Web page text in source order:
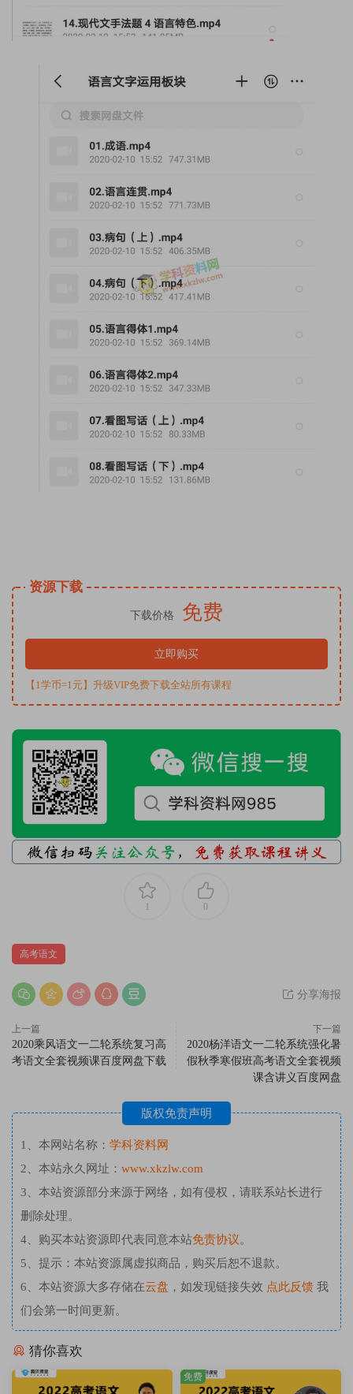
资源下载
下载价格 免费
立即购买
【1学币=1元】升级VIP免费下载全站所有课程
1 0
高考语文
分享海报
上一篇
2020乘风语文一二轮系统复习高
考语文全套视频课百度网盘下载
下一篇
2020杨洋语文一二轮系统强化暑
假秋季寒假班高考语文全套视频
课含讲义百度网盘
版权免责声明
1、本网站名称： 学科资料网
2、本站永久网址： www.xkzlw.com
3、本站资源部分来源于网络，如有侵权，请联系站长进行
删除处理。
4、购买本站资源即代表同意本站免责协议。
5、提示：本站资源属虚拟商品，购买后恕不退款。
6、本站资源大多存储在云盘 ，如发现链接失效 点此反馈 我
们会第一时间更新。
猜你喜欢
免费